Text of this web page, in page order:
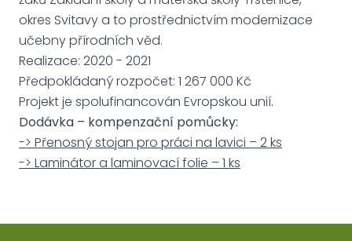
okres Svitavy a to prostřednictvím modernizace
učebny přírodních věd.
Realizace: 2020 - 2021
Předpokládaný rozpočet: 1 267 000 Kč
Projekt je spolufinancován Evropskou unií.
Dodávka – kompenzační pomůcky:
-> Přenosný stojan pro práci na lavici – 2 ks
-> Laminátor a laminovací folie – 1 ks